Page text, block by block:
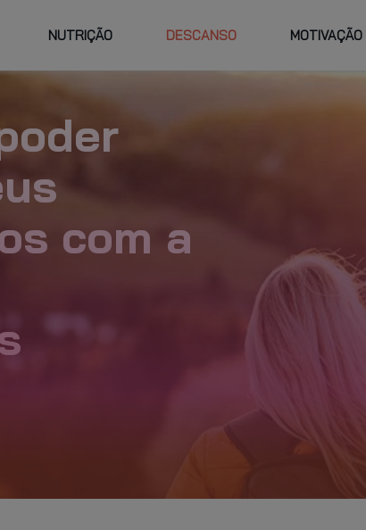
NUTRIÇÃO DESCANSO MOTIVAÇÃO
E
CURSOS
com a